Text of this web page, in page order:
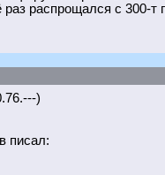
распрощался с 300-т
)
писал: